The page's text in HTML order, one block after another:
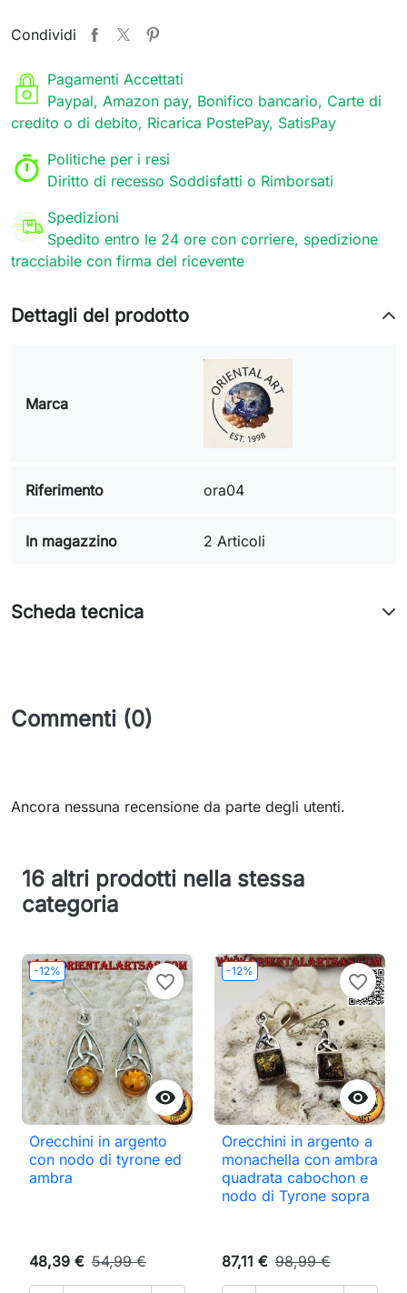
Condividi
Pagamenti Accettati
Paypal, Amazon pay, Bonifico bancario, Carte di
credito o di debito, Ricarica PostePay, SatisPay
Politiche per i resi
Diritto di recesso Soddisfatti o Rimborsati
Spedizioni
Spedito entro le 24 ore con corriere, spedizione
tracciabile con firma del ricevente
Dettagli del prodotto
Marca
Riferimento ora04
In magazzino 2 Articoli
Scheda tecnica
Commenti (0)
Ancora nessuna recensione da parte degli utenti.
16 altri prodotti nella stessa
categoria
-12%

favorite_border
Orecchini in argento
con nodo di tyrone ed
ambra
48,39 € 54,99 €
-12%

favorite_border
Orecchini in argento a
monachella con ambra
quadrata cabochon e
nodo di Tyrone sopra
87,11 € 98,99 €